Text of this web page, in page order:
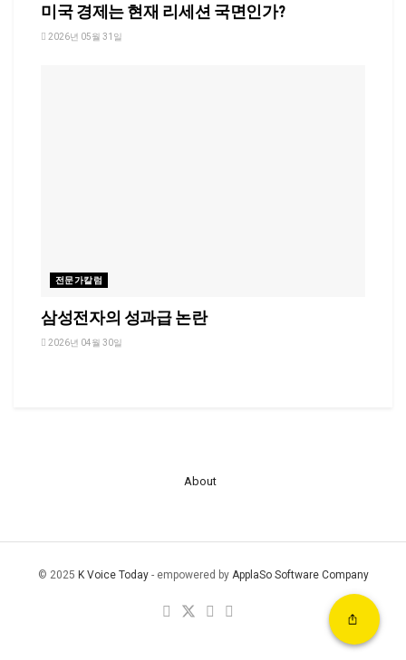
미국 경제는 현재 리세션 국면인가?
2026년 05월 31일
전문가칼럼
삼성전자의 성과급 논란
2026년 04월 30일
About
© 2025 K Voice Today- empowered by ApplaSo Software Company